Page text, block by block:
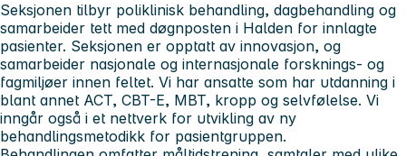
Seksjonen tilbyr poliklinisk behandling, dagbehandling og
samarbeider tett med døgnposten i Halden for innlagte
pasienter. Seksjonen er opptatt av innovasjon, og
samarbeider nasjonale og internasjonale forsknings- og
fagmiljøer innen feltet. Vi har ansatte som har utdanning i
blant annet ACT, CBT-E, MBT, kropp og selvfølelse. Vi
inngår også i et nettverk for utvikling av ny
behandlingsmetodikk for pasientgruppen.